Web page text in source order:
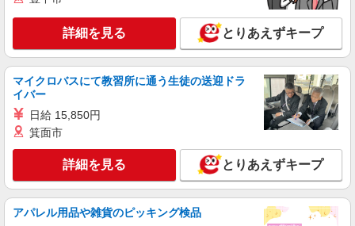
分単位で別途支給します。
ところ荘デイサービスセンター （埼玉県所沢
市宮本町1-2-35 ところ荘デイサービス内）
キープ 詳細を見る
アルバイト
コンパスグループ・ジャパン株式会社 21606_p
NEW
時給1,141円以上 試用期間中 時給1,141円以上
(試用期間2ヶ月) 残業が発生した場合、残業代を1
分単位で別途支給します。
西武所沢ＳＣ店 （埼玉県所沢市日吉町12-1
屋上）
詳細を見る とりあえずキープ
マイクロバスにて教習所に通う生徒の送迎ドラ
イバー
日給 15,850円
箕面市
詳細を見る とりあえずキープ
アパレル用品や雑貨のピッキング検品